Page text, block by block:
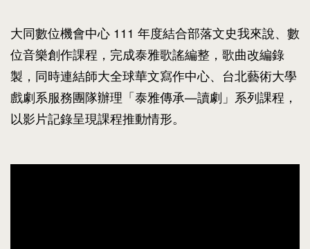
大同數位機會中心 111 年度結合部落文史我來說、數
位音樂創作課程，完成泰雅歌謠編整，歌曲改編錄
製，同時連結師大全球華文寫作中心、台北藝術大學
戲劇系服務團隊辦理「泰雅傳承—讀劇」系列課程，
以影片記錄呈現課程推動情形。